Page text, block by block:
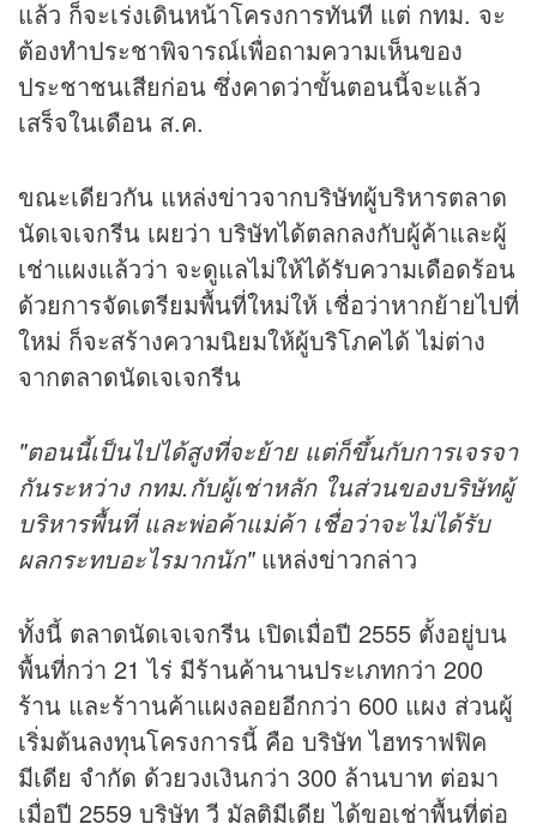
แล้ว ก็จะเร่งเดินหน้าโครงการทันที แต่ กทม. จะ
ต้องทำประชาพิจารณ์เพื่อถามความเห็นของ
ประชาชนเสียก่อน ซึ่งคาดว่าขั้นตอนนี้จะแล้ว
เสร็จในเดือน ส.ค.
ขณะเดียวกัน แหล่งข่าวจากบริษัทผู้บริหารตลาด
นัดเจเจกรีน เผยว่า บริษัทได้ตลกลงกับผู้ค้าและผู้
เช่าแผงแล้วว่า จะดูแลไม่ให้ได้รับความเดือดร้อน
ด้วยการจัดเตรียมพื้นที่ใหม่ให้ เชื่อว่าหากย้ายไปที่
ใหม่ ก็จะสร้างความนิยมให้ผู้บริโภคได้ ไม่ต่าง
จากตลาดนัดเจเจกรีน
"ตอนนี้เป็นไปได้สูงที่จะย้าย แต่ก็ขึ้นกับการเจรจา
กันระหว่าง กทม.กับผู้เช่าหลัก ในส่วนของบริษัทผู้
บริหารพื้นที่ และพ่อค้าแม่ค้า เชื่อว่าจะไม่ได้รับ
ผลกระทบอะไรมากนัก"แหล่งข่าวกล่าว
ทั้งนี้ ตลาดนัดเจเจกรีน เปิดเมื่อปี 2555 ตั้งอยู่บน
พื้นที่กว่า 21 ไร่ มีร้านค้านานประเภทกว่า 200
ร้าน และร้าานค้าแผงลอยอีกกว่า 600 แผง ส่วนผู้
เริ่มต้นลงทุนโครงการนี้ คือ บริษัท ไฮทราฟฟิค
มีเดีย จำกัด ด้วยวงเงินกว่า 300 ล้านบาท ต่อมา
เมื่อปี 2559 บริษัท วี มัลติมีเดีย ได้ขอเช่าพื้นที่ต่อ